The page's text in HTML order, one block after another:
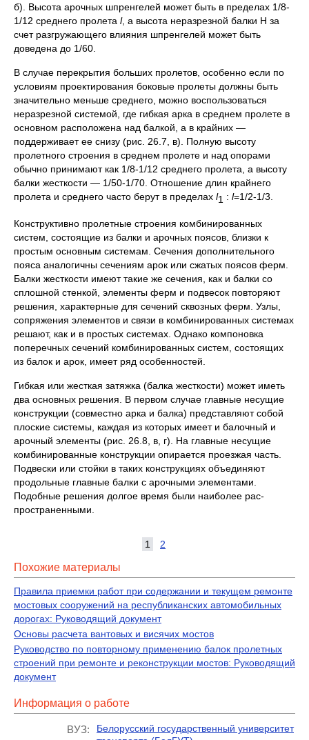
б). Высота ароч­ных шпренгелей может быть в пределах 1/8-
1/12 среднего пролета l, а высота неразрезной балки Н за
счет разгружающего влияния шпренгелей может быть
доведена до 1/60.
В случае перекрытия больших пролетов, особенно если по
усло­виям проектирования боковые пролеты должны быть
значительно меньше среднего, можно воспользоваться
неразрезной системой, где гибкая арка в среднем пролете в
основном расположена над балкой, а в крайних —
поддерживает ее снизу (рис. 26.7, в). Пол­ную высоту
пролетного строения в среднем пролете и над опорами
обычно принимают как 1/8-1/12 среднего пролета, а высоту
балки жесткости — 1/50-1/70. Отношение длин крайнего
пролета и сред­него часто берут в пределах l1 : l=1/2-1/3.
Конструктивно пролетные строения комбинированных
систем, состоящие из балки и арочных поясов, близки к
простым основ­ным системам. Сечения дополнительного
пояса аналогичны сече­ниям арок или сжатых поясов ферм.
Балки жесткости имеют та­кие же сечения, как и балки со
сплошной стенкой, элементы ферм и подвесок повторяют
решения, характерные для сечений сквозных ферм. Узлы,
сопряжения элементов и связи в комбинирован­ных системах
решают, как и в простых системах. Однако компо­новка
поперечных сечений комбинированных систем, состоящих
из балок и арок, имеет ряд особенностей.
Гибкая или жесткая затяжка (балка жесткости) может иметь
два основных решения. В первом случае главные несущие
конст­рукции (совместно арка и балка) представляют собой
плоские системы, каждая из которых имеет и балочный и
арочный элемен­ты (рис. 26.8, в, г). На главные несущие
комбинированные конст­рукции опирается проезжая часть.
Подвески или стойки в таких конструкциях объединяют
продольные главные балки с арочными элементами.
Подобные решения долгое время были наиболее рас­
пространенными.
1 2
Похожие материалы
Правила приемки работ при содержании и текущем ремонте
мостовых сооружений на республиканских автомобильных
дорогах: Руководящий документ
Основы расчета вантовых и висячих мостов
Руководство по повторному применению балок пролетных
строений при ремонте и реконструкции мостов: Руководящий
документ
Информация о работе
ВУЗ:
Белорусский государственный университет